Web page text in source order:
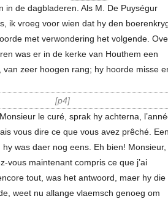
in de dagbladeren. Als M. De Puységur
ik vroeg voor wien dat hy den
met verwondering het volgende.
was er in de kerke van Houthem een
van zeer hoogen rang; hy hoorde misse
p4
le curé, sprak hy achterna,
vous dire ce que vous avez prêché.
hy was daer nog eens. Eh bien! Monsieur,
vous maintenant compris ce que j’ai
tout, was het antwoord, maer hy die
weet nu allange vlaemsch genoeg om